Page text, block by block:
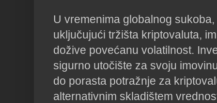
U vremenima globalnog
uključujući tržišta kriptovaluta,
dožive povećanu volatilnost.
sigurno utočište za svoju
do porasta potražnje za
alternativnim skladištem